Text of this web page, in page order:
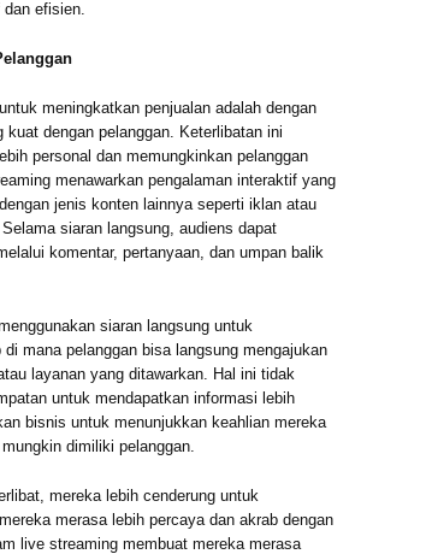
efisien.
meningkatkan penjualan adalah dengan
dengan pelanggan. Keterlibatan ini
personal dan memungkinkan pelanggan
menawarkan pengalaman interaktif yang
jenis konten lainnya seperti iklan atau
siaran langsung, audiens dapat
komentar, pertanyaan, dan umpan balik
siaran langsung untuk
mana pelanggan bisa langsung mengajukan
layanan yang ditawarkan. Hal ini tidak
untuk mendapatkan informasi lebih
bisnis untuk menunjukkan keahlian mereka
dimiliki pelanggan.
mereka lebih cenderung untuk
merasa lebih percaya dan akrab dengan
live streaming membuat mereka merasa